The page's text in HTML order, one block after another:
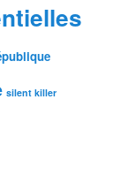
silent killer